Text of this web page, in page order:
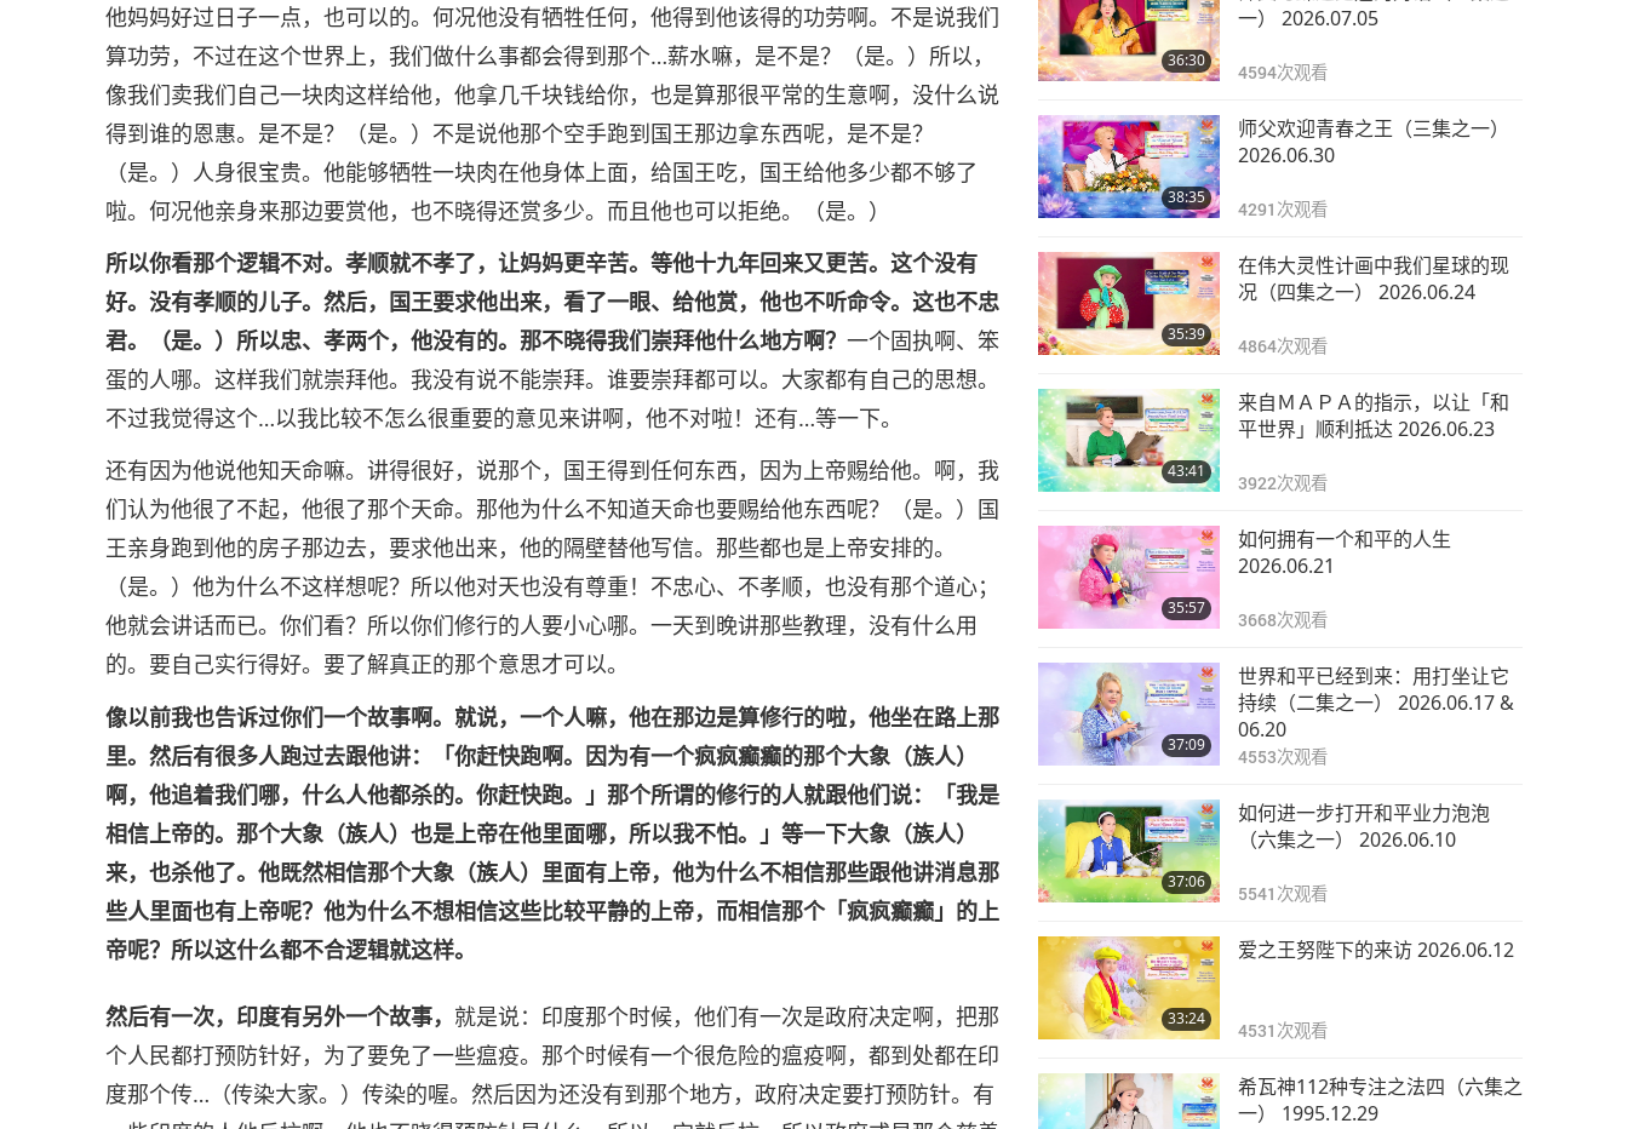
他妈妈好过日子一点，也可以的。何况他没有牺牲任何，他得到他该得的功劳啊。不是说我们
算功劳，不过在这个世界上，我们做什么事都会得到那个…薪水嘛，是不是？（是。）所以，
像我们卖我们自己一块肉这样给他，他拿几千块钱给你，也是算那很平常的生意啊，没什么说
得到谁的恩惠。是不是？（是。）不是说他那个空手跑到国王那边拿东西呢，是不是？
（是。）人身很宝贵。他能够牺牲一块肉在他身体上面，给国王吃，国王给他多少都不够了
啦。何况他亲身来那边要赏他，也不晓得还赏多少。而且他也可以拒绝。（是。）
所以你看那个逻辑不对。孝顺就不孝了，让妈妈更辛苦。等他十九年回来又更苦。这个没有
好。没有孝顺的儿子。然后，国王要求他出来，看了一眼、给他赏，他也不听命令。这也不忠
君。（是。）所以忠、孝两个，他没有的。那不晓得我们崇拜他什么地方啊？一个固执啊、笨
蛋的人哪。这样我们就崇拜他。我没有说不能崇拜。谁要崇拜都可以。大家都有自己的思想。
不过我觉得这个…以我比较不怎么很重要的意见来讲啊，他不对啦！还有…等一下。
还有因为他说他知天命嘛。讲得很好，说那个，国王得到任何东西，因为上帝赐给他。啊，我
们认为他很了不起，他很了那个天命。那他为什么不知道天命也要赐给他东西呢？（是。）国
王亲身跑到他的房子那边去，要求他出来，他的隔壁替他写信。那些都也是上帝安排的。
（是。）他为什么不这样想呢？所以他对天也没有尊重！不忠心、不孝顺，也没有那个道心；
他就会讲话而已。你们看？所以你们修行的人要小心哪。一天到晚讲那些教理，没有什么用
的。要自己实行得好。要了解真正的那个意思才可以。
像以前我也告诉过你们一个故事啊。就说，一个人嘛，他在那边是算修行的啦，他坐在路上那
里。然后有很多人跑过去跟他讲：「你赶快跑啊。因为有一个疯疯癫癫的那个大象（族人）
啊，他追着我们哪，什么人他都杀的。你赶快跑。」那个所谓的修行的人就跟他们说：「我是
相信上帝的。那个大象（族人）也是上帝在他里面哪，所以我不怕。」等一下大象（族人）
来，也杀他了。他既然相信那个大象（族人）里面有上帝，他为什么不相信那些跟他讲消息那
些人里面也有上帝呢？他为什么不想相信这些比较平静的上帝，而相信那个「疯疯癫癫」的上
帝呢？所以这什么都不合逻辑就这样。
然后有一次，印度有另外一个故事， 就是说：印度那个时候，他们有一次是政府决定啊，把那
个人民都打预防针好，为了要免了一些瘟疫。那个时候有一个很危险的瘟疫啊，都到处都在印
度那个传…（传染大家。）传染的喔。然后因为还没有到那个地方，政府决定要打预防针。有
36:30
一） 2026.07.05
4594次观看
38:35
师父欢迎青春之王（三集之一）
2026.06.30
4291 次观看
35:39
在伟大灵性计画中我们星球的现
况（四集之一） 2026.06.24
4864次观看
43:41
来自ＭＡＰＡ的指示，以让「和
平世界」顺利抵达 2026.06.23
3922次观看
35:57
如何拥有一个和平的人生
2026.06.21
3668次观看
37:09
世界和平已经到来：用打坐让它
持续（二集之一） 2026.06.17 &
06.20
4553次观看
37:06
如何进一步打开和平业力泡泡
（六集之一） 2026.06.10
5541 次观看
33:24
爱之王努陛下的来访 2026.06.12
4531 次观看
希瓦神112种专注之法四（六集之
一） 1995.12.29